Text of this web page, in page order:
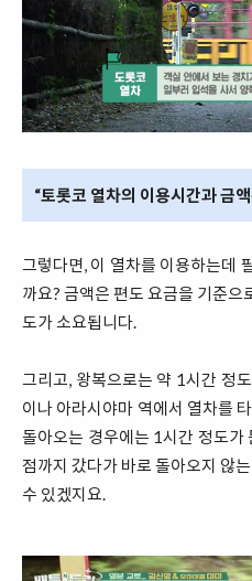
“토롯코 열차의 이용시간과 금액
그렇다면, 이 열차를 이용하는데
까요? 금액은 편도 요금을 기준
도가 소요됩니다.
그리고, 왕복으로는 약 1시간 정
이나 아라시야마 역에서 열차를
돌아오는 경우에는 1시간 정도가
점까지 갔다가 바로 돌아오지 않
수 있겠지요.